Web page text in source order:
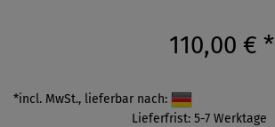
110,00 € *
*incl. MwSt., lieferbar nach:
Lieferfrist: 5-7 Werktage